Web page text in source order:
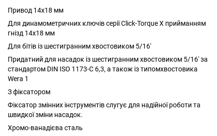
Привод 14x18 мм
Для динамометричних ключів серії Click-Torque X прийманням
гнізд 14x18 мм
Для бітів із шестигранним хвостовиком 5/16'
Придатний для насадок із шестигранним хвостовиком 5/16' за
стандартом DIN ISO 1173-C 6,3, а також із типомхвостовика
Wera 1
З фіксатором
Фіксатор змінних інструментів слугує для надійної роботи та
швидкої зміни насадок.
Хромо-ванадієва сталь